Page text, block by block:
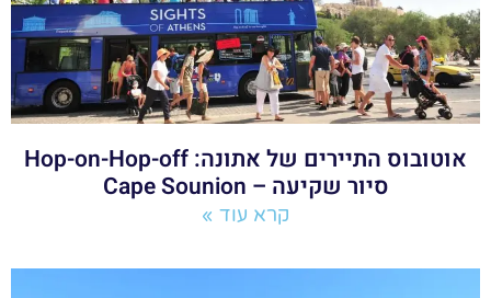
אוטובוס התיירים של אתונה: Hop-on-Hop-off
סיור שקיעה – Cape Sounion
קרא עוד »